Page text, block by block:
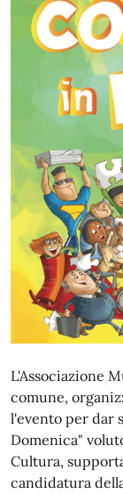
L'Associazione
comune,
l'evento per dar
Domenica"
Cultura,
candidatura